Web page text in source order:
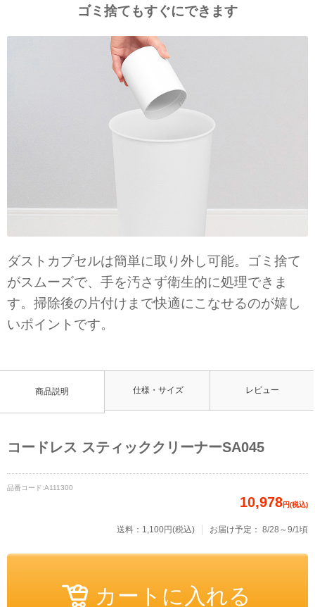
ゴミ捨てもすぐにできます
ダストカプセルは簡単に取り外し可能。ゴミ捨て
がスムーズで、手を汚さず衛生的に処理できま
す。掃除後の片付けまで快適にこなせるのが嬉し
いポイントです。
商品説明 仕様・サイズ レビュー
コードレス スティッククリーナーSA045
品番コード:A111300
10,978円(税込)
送料：1,100円(税込) お届け予定： 8/28～9/1頃